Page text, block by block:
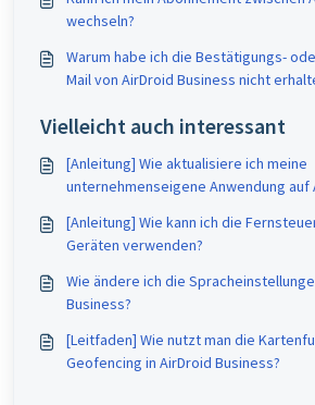
wechseln?
Warum habe ich die Bestätigungs-
Mail von AirDroid Business nicht
Vielleicht auch interessant
[Anleitung] Wie aktualisiere ich meine
unternehmenseigene Anwendung auf
[Anleitung] Wie kann ich die
Geräten verwenden?
Wie ändere ich die
Business?
[Leitfaden] Wie nutzt man die
Geofencing in AirDroid Business?